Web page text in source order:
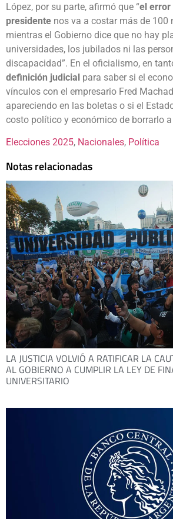
López, por su parte, afirmó que “el error
presidente nos va a costar más de 100
mientras el Gobierno dice que no hay
universidades, los jubilados ni las
discapacidad”. En el oficialismo, en
definición judicial para saber si el
vínculos con el empresario Fred
apareciendo en las boletas o si el
costo político y económico de borrarlo
Elecciones 2025, Nacionales, Política
Notas relacionadas
LA JUSTICIA VOLVIÓ A RATIFICAR LA
AL GOBIERNO A CUMPLIR LA LEY DE
UNIVERSITARIO